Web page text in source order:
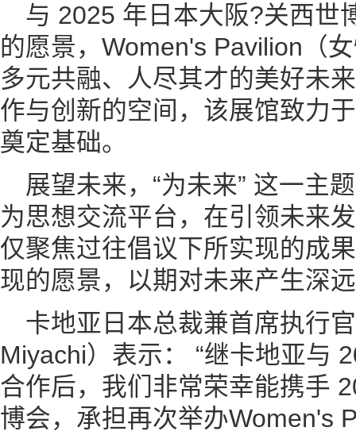
与 2025 年日本大阪?关西世
的愿景，Women's Pavilion（
多元共融、人尽其才的美好未
作与创新的空间，该展馆致力
奠定基础。
展望未来，“为未来” 这一主
为思想交流平台，在引领未来
仅聚焦过往倡议下所实现的成
现的愿景，以期对未来产生深
卡地亚日本总裁兼首席执行
Miyachi）表示： “继卡地亚与
合作后，我们非常荣幸能携手
博会，承担再次举办Women's